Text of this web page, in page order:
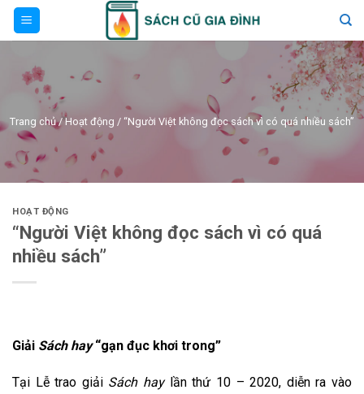
Skip
Trang chủ/Hoạt động / “Người Việt không đọc sách vì có quá nhiều sách”
HOẠT ĐỘNG
“Người Việt không đọc sách vì có quá
nhiều sách”
Giải Sách hay“gạn đục khơi trong”
Tại Lễ trao giải Sách haylần thứ 10 – 2020, diễn ra vào